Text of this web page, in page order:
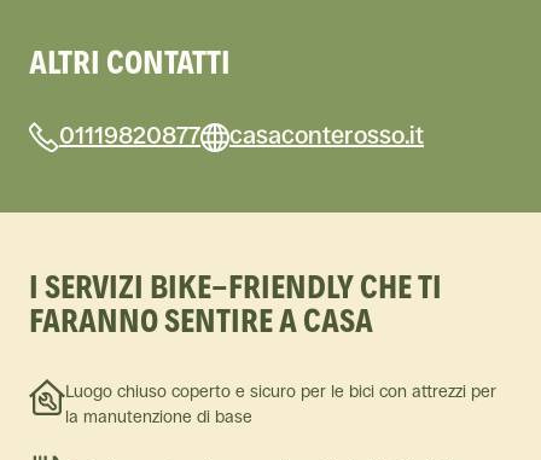
ALTRI CONTATTI
01119820877 casaconterosso.it
I SERVIZI BIKE-FRIENDLY CHE TI
FARANNO SENTIRE A CASA
Luogo chiuso coperto e sicuro per le bici con attrezzi per
la manutenzione di base